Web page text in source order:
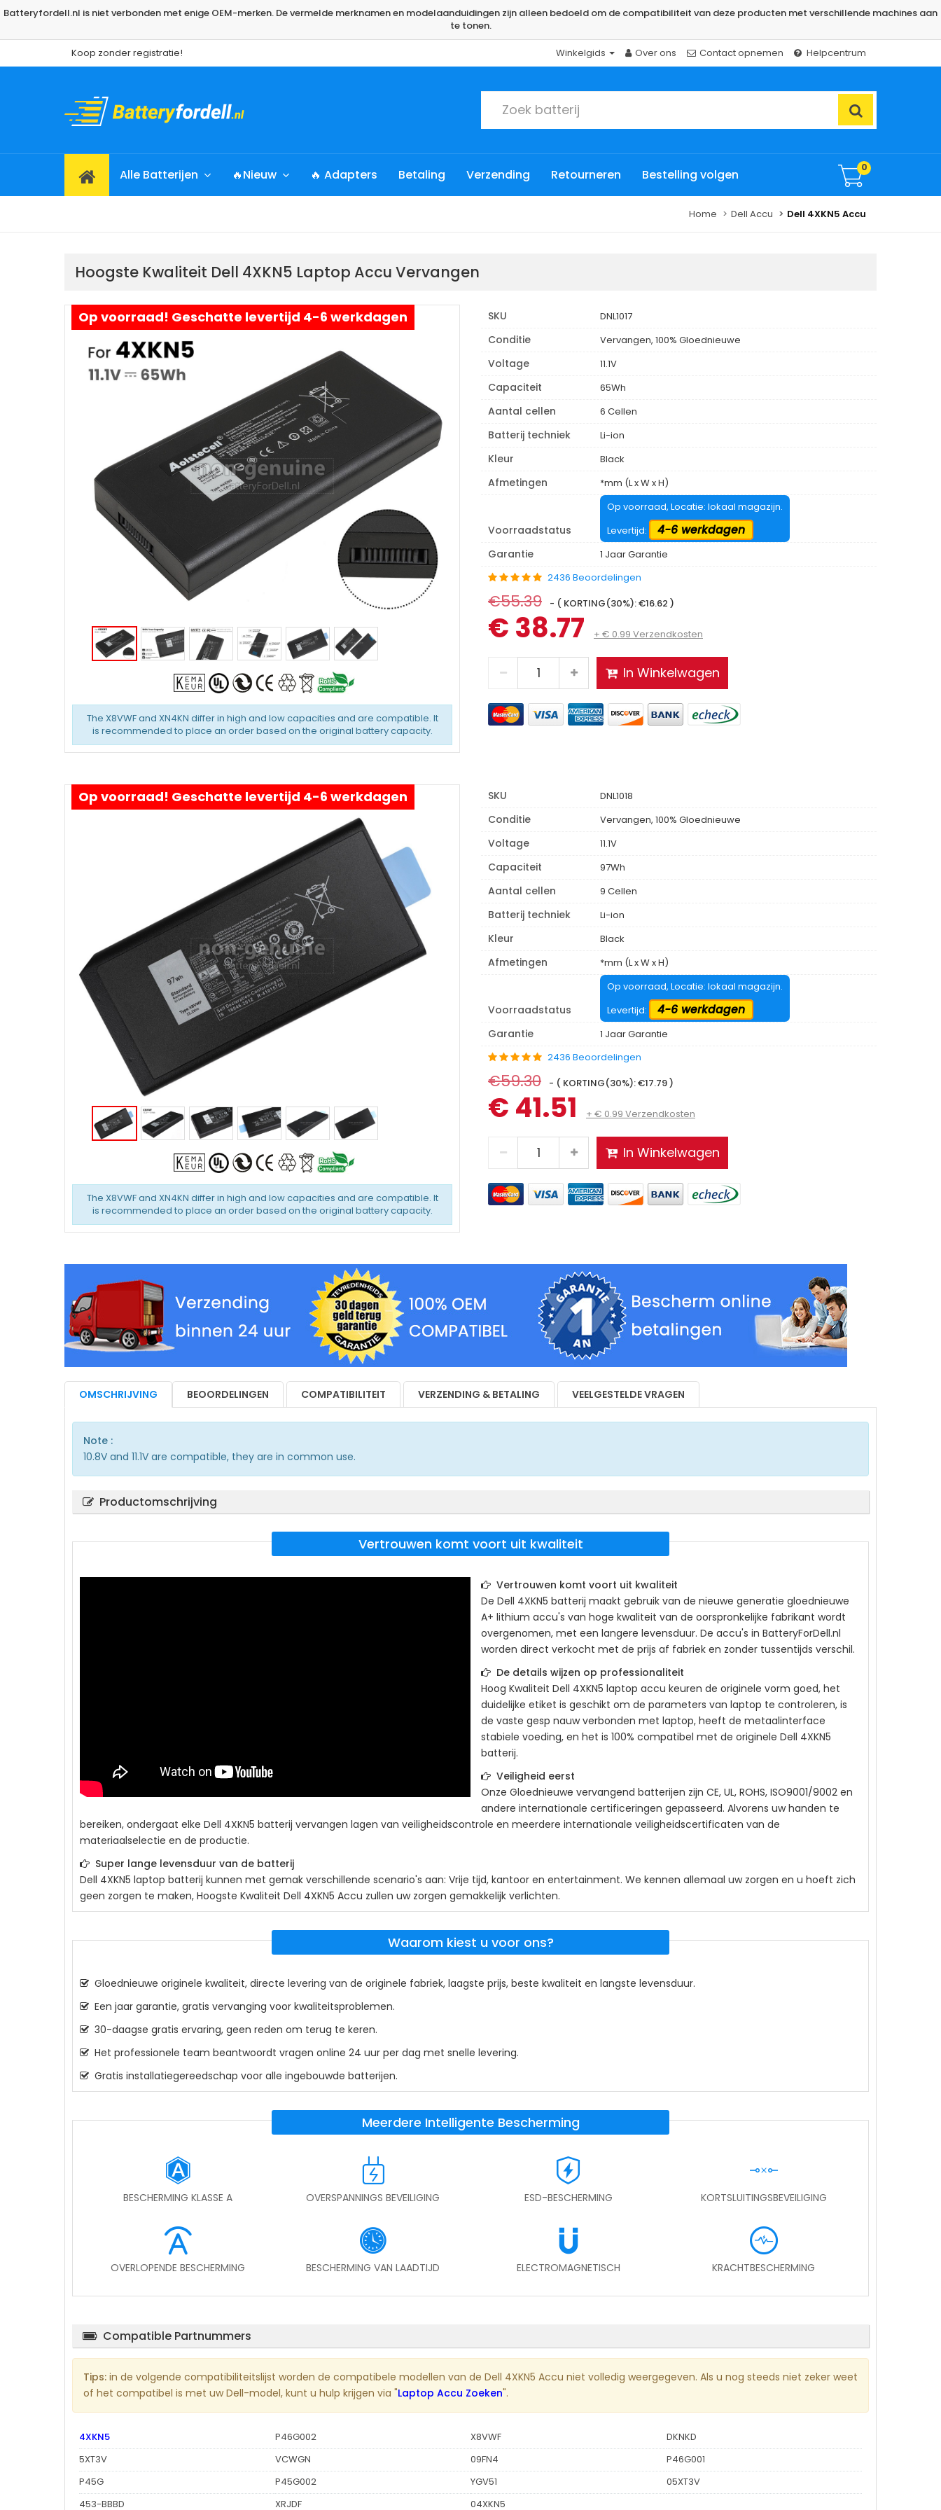
Batteryfordell.nl is niet verbonden met enige OEM-merken. De vermelde merknamen en modelaanduidingen zijn alleen bedoeld om de compatibiliteit van deze producten met verschillende machines aan
te tonen.
Koop zonder registratie! Helpcentrum
Contact opnemen
Over ons
Winkelgids
Alle Batterijen 🔥Nieuw 🔥 Adapters Betaling Verzending Retourneren Bestelling volgen 0
Home Dell Accu Dell 4XKN5 Accu
Hoogste Kwaliteit Dell 4XKN5 Laptop Accu Vervangen
The X8VWF and XN4KN differ in high and low capacities and are compatible. It
is recommended to place an order based on the original battery capacity.
Op voorraad! Geschatte levertijd 4-6 werkdagen SKU DNL1017
Conditie Vervangen, 100% Gloednieuwe
Voltage 11.1V
Capaciteit 65Wh
Aantal cellen 6 Cellen
Batterij techniek Li-ion
Kleur Black
Afmetingen *mm (L x W x H)
Voorraadstatus
Op voorraad, Locatie: lokaal magazijn.
Levertijd:
4-6 werkdagen
Garantie
1 Jaar Garantie
2436 Beoordelingen
€55.39 - ( KORTING(30%): €16.62 )
€ 38.77 + € 0.99 Verzendkosten
In Winkelwagen
The X8VWF and XN4KN differ in high and low capacities and are compatible. It
is recommended to place an order based on the original battery capacity.
Op voorraad! Geschatte levertijd 4-6 werkdagen SKU DNL1018
Conditie Vervangen, 100% Gloednieuwe
Voltage 11.1V
Capaciteit 97Wh
Aantal cellen 9 Cellen
Batterij techniek Li-ion
Kleur Black
Afmetingen *mm (L x W x H)
Voorraadstatus
Op voorraad, Locatie: lokaal magazijn.
Levertijd:
4-6 werkdagen
Garantie
1 Jaar Garantie
2436 Beoordelingen
€59.30 - ( KORTING(30%): €17.79 )
€ 41.51 + € 0.99 Verzendkosten
In Winkelwagen
OMSCHRIJVING BEOORDELINGEN COMPATIBILITEIT VERZENDING & BETALING VEELGESTELDE VRAGEN
Note :
10.8V and 11.1V are compatible, they are in common use.
Productomschrijving
Vertrouwen komt voort uit kwaliteit
Vertrouwen komt voort uit kwaliteit
De Dell 4XKN5 batterij maakt gebruik van de nieuwe generatie gloednieuwe
A+ lithium accu's van hoge kwaliteit van de oorspronkelijke fabrikant wordt
overgenomen, met een langere levensduur. De accu's in BatteryForDell.nl
worden direct verkocht met de prijs af fabriek en zonder tussentijds verschil.
De details wijzen op professionaliteit
Hoog Kwaliteit Dell 4XKN5 laptop accu keuren de originele vorm goed, het
duidelijke etiket is geschikt om de parameters van laptop te controleren, is
de vaste gesp nauw verbonden met laptop, heeft de metaalinterface
stabiele voeding, en het is 100% compatibel met de originele Dell 4XKN5
batterij.
Veiligheid eerst
Onze Gloednieuwe vervangend batterijen zijn CE, UL, ROHS, ISO9001/9002 en
andere internationale certificeringen gepasseerd. Alvorens uw handen te
bereiken, ondergaat elke Dell 4XKN5 batterij vervangen lagen van veiligheidscontrole en meerdere internationale veiligheidscertificaten van de
materiaalselectie en de productie.
Super lange levensduur van de batterij
Dell 4XKN5 laptop batterij kunnen met gemak verschillende scenario's aan: Vrije tijd, kantoor en entertainment. We kennen allemaal uw zorgen en u hoeft zich
geen zorgen te maken, Hoogste Kwaliteit Dell 4XKN5 Accu zullen uw zorgen gemakkelijk verlichten.
Waarom kiest u voor ons?
Gloednieuwe originele kwaliteit, directe levering van de originele fabriek, laagste prijs, beste kwaliteit en langste levensduur.
Een jaar garantie, gratis vervanging voor kwaliteitsproblemen.
30-daagse gratis ervaring, geen reden om terug te keren.
Het professionele team beantwoordt vragen online 24 uur per dag met snelle levering.
Gratis installatiegereedschap voor alle ingebouwde batterijen.
Meerdere Intelligente Bescherming
BESCHERMING KLASSE A OVERSPANNINGS BEVEILIGING ESD-BESCHERMING KORTSLUITINGSBEVEILIGING
OVERLOPENDE BESCHERMING BESCHERMING VAN LAADTIJD ELECTROMAGNETISCH KRACHTBESCHERMING
Compatible Partnummers
Tips: in de volgende compatibiliteitslijst worden de compatibele modellen van de Dell 4XKN5 Accu niet volledig weergegeven. Als u nog steeds niet zeker weet
of het compatibel is met uw Dell-model, kunt u hulp krijgen via "Laptop Accu Zoeken".
4XKN5 P46G002 X8VWF
DKNKD
5XT3V
VCWGN 09FN4
P46G001
P45G
P45G002 YGV51
05XT3V
453-BBBD
XRJDF 04XKN5